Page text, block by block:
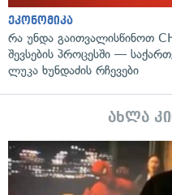
ეკონომიკა
რა უნდა გაითვალისწინოთ
შევსების პროცესში —
ლუკა ხუნდაძის რჩევები
ახლა